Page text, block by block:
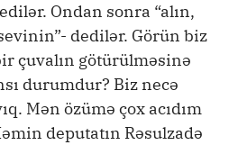
Ondan sonra “alın,
dedilər. Görün biz
çuvalın götürülməsinə
durumdur? Biz necə
Mən özümə çox acıdım
deputatın Rəsulzadə